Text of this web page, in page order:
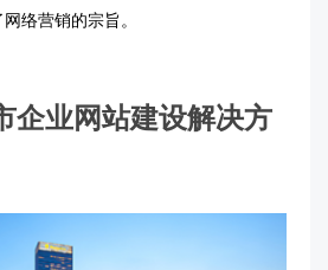
络营销的宗旨。
企业网站建设解决方